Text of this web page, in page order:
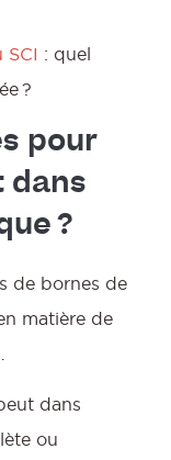
SCI : quel
?
pour
dans
?
de bornes de
matière de
dans
ou